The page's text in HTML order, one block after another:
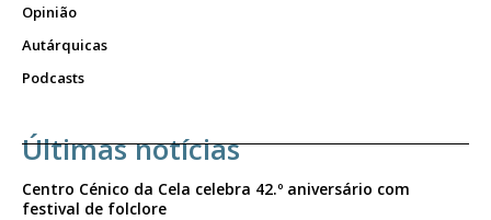
Opinião
Autárquicas
Podcasts
Últimas notícias
Centro Cénico da Cela celebra 42.º aniversário com
festival de folclore